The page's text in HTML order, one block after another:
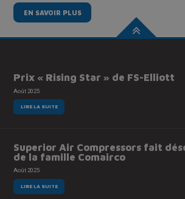
EN SAVOIR PLUS
Prix « Rising Star » de FS-Elliott
Août 2025
LIRE LA SUITE
Superior Air Compressors fait
de la famille Comairco
Août 2025
LIRE LA SUITE